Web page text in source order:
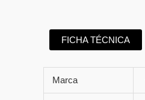
FICHA TÉCNICA
Marca